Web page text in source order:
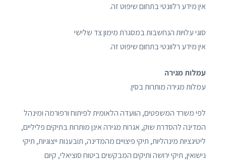
אין מידע רלוונטי בתחום שיפוט זה.
סוגי עלויות הנחשבות במסגרת מימון צד שלישי
אין מידע רלוונטי בתחום שיפוט זה.
עמלות מגירה
עמלות מגירה מותרות בסין.
לפי משרד המשפטים, הוועדה הלאומית לפיתוח ורפורמה ומינהל
המדינה להסדרת שוק, אגרות מגירה אינן מותרות בתיקים פליליים,
ליטיגציות מינהליות, תיקי פיצויים מהמדינה, תובענות ייצוגיות, תיקי
נישואין, תיקי ירושה ותיקים המבקשים ביטוח סוציאלי, קיום